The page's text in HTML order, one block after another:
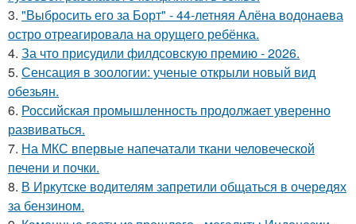
3. "Выбросить его за Борт" - 44-летняя Алёна водонаева
остро отреагировала на орущего ребёнка.
4. За что присудили филдсовскую премию - 2026.
5. Сенсация в зоологии: ученые открыли новый вид
обезьян.
6. Российская промышленность продолжает уверенно
развиваться.
7. На МКС впервые напечатали ткани человеческой
печени и почки.
8. В Иркутске водителям запретили общаться в очередях
за бензином.